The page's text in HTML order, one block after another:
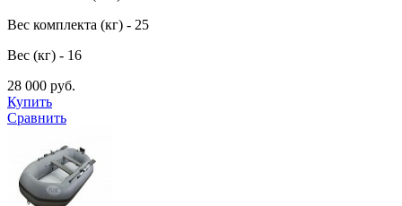
Вес комплекта (кг) - 25
Вес (кг) - 16
28 000 руб.
Купить
Сравнить